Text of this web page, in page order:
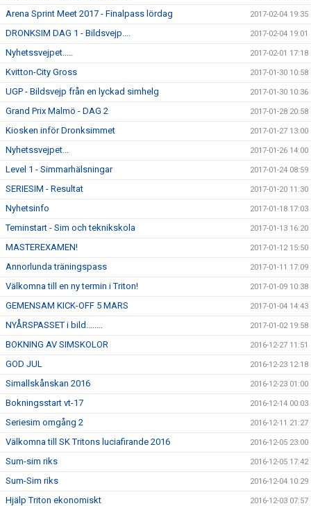
Arena Sprint Meet 2017 - Finalpass lördag 2017-02-04 19:35
DRONKSIM DAG 1 - Bildsvejp.... 2017-02-04 19:01
Nyhetssvejpet..... 2017-02-01 17:18
Kvitton-City Gross 2017-01-30 10:58
UGP - Bildsvejp från en lyckad simhelg 2017-01-30 10:36
Grand Prix Malmö - DAG 2 2017-01-28 20:58
Kiosken inför Dronksimmet 2017-01-27 13:00
Nyhetssvejpet... 2017-01-26 14:00
Level 1 - Simmarhälsningar 2017-01-24 08:59
SERIESIM - Resultat 2017-01-20 11:30
Nyhetsinfo 2017-01-18 17:03
Teminstart - Sim och teknikskola 2017-01-13 16:20
MASTEREXAMEN! 2017-01-12 15:50
Annorlunda träningspass 2017-01-11 17:09
Välkomna till en ny termin i Triton! 2017-01-09 10:38
GEMENSAM KICK-OFF 5 MARS 2017-01-04 14:43
NYÅRSPASSET i bild........ 2017-01-02 19:58
BOKNING AV SIMSKOLOR 2016-12-27 11:51
GOD JUL 2016-12-23 12:18
Simallskånskan 2016 2016-12-23 01:00
Bokningsstart vt-17 2016-12-14 00:03
Seriesim omgång 2 2016-12-11 21:27
Välkomna till SK Tritons luciafirande 2016 2016-12-05 23:00
Sum-sim riks 2016-12-05 17:42
Sum-Sim riks 2016-12-04 10:29
Hjälp Triton ekonomiskt 2016-12-03 07:57